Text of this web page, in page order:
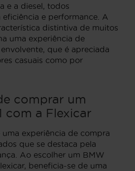
e a diesel, todos
e performance. A
distintiva de muitos
uma experiência de
que é apreciada
casuais como por
comprar um
com a Flexicar
experiência de compra
que se destaca pela
Ao escolher um BMW
beneficia-se de uma